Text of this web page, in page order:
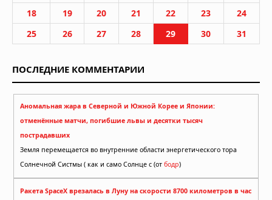
18
19 20 21 22 23
24
25
26 27 28 29 30 31
ПОСЛЕДНИЕ КОММЕНТАРИИ
Аномальная жара в Северной и Южной Корее и Японии:
отменённые матчи, погибшие львы и десятки тысяч
пострадавших
Земля перемещается во внутренние области энергетического тора
Солнечной Систмы ( как и само Солнце с (от бодр)
Ракета SpaceX врезалась в Луну на скорости 8700 километров в час